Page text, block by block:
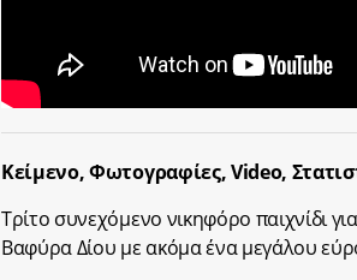
Κείμενο, Φωτογραφίες,Video,
Τρίτο συνεχόμενο νικηφόρο παιχνίδι
Βαφύρα Δίου με ακόμα ένα μεγάλου